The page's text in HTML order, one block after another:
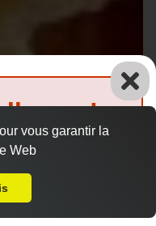
Compte
vous garantir la
Web